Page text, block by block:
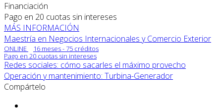
Financiación
Pago en 20 cuotas sin intereses
MÁS INFORMACIÓN
Maestría en Negocios Internacionales y Comercio Exterior
ONLINE
16 meses - 75 créditos
Pago en 20 cuotas sin intereses
Redes sociales: cómo sacarles el máximo provecho
Operación y mantenimiento: Turbina-Generador
Compártelo